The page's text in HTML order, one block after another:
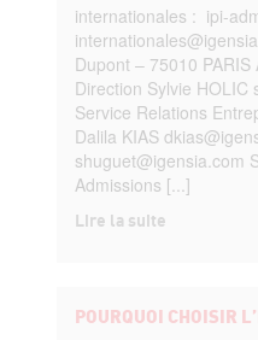
internationales : ipi-
Dupont – 75010
Direction Sylvie HOLIC
Service Relations
Dalila KIAS
shuguet@igensia.com
Admissions [...]
Lire la suite
POURQUOI CHOISIR